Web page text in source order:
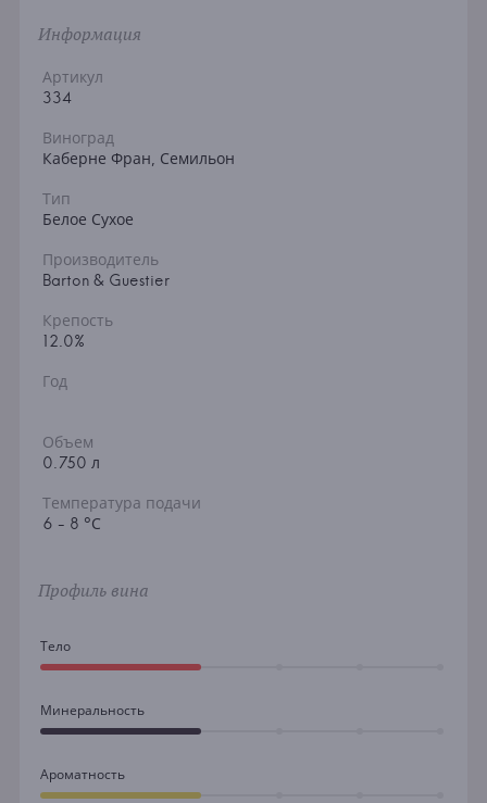
Информация
Артикул
334
Виноград
Каберне Фран, Семильон
Тип
Белое Сухое
Производитель
Barton & Guestier
Крепость
12.0%
Год
Объем
0.750 л
Температура подачи
6 - 8 °С
Профиль вина
Тело
Минеральность
Ароматность